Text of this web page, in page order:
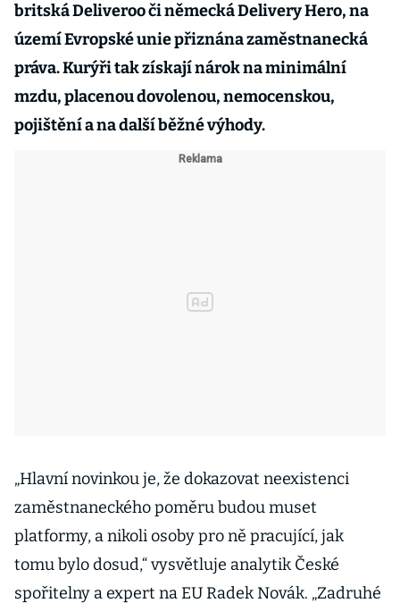
britská Deliveroo či německá Delivery Hero, na
území Evropské unie přiznána zaměstnanecká
práva. Kurýři tak získají nárok na minimální
mzdu, placenou dovolenou, nemocenskou,
pojištění a na další běžné výhody.
„Hlavní novinkou je, že dokazovat neexistenci
zaměstnaneckého poměru budou muset
platformy, a nikoli osoby pro ně pracující, jak
tomu bylo dosud,“ vysvětluje analytik České
spořitelny a expert na EU Radek Novák. „Zadruhé